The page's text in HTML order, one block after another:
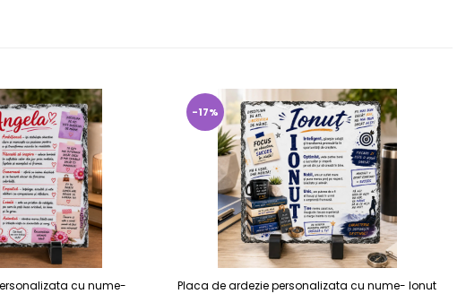
cu nume-
-17%
Placa de ardezie personalizata cu nume- Ionut